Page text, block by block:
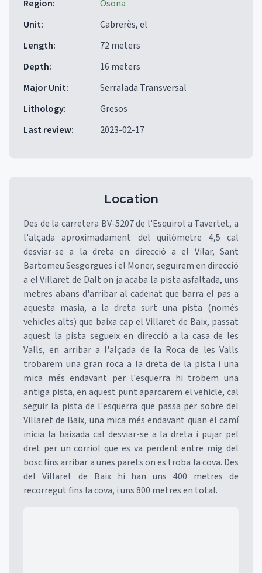
Region:
Osona
Unit:
Cabrerès, el
Length:
72 meters
Depth:
16 meters
Major Unit:
Serralada Transversal
Lithology:
Gresos
Last review: 2023-02-17
Location
Des de la carretera BV-5207 de l'Esquirol a Tavertet, a
l'alçada aproximadament del quilòmetre 4,5 cal
desviar-se a la dreta en direcció a el Vilar, Sant
Bartomeu Sesgorgues i el Moner, seguirem en direcció
a el Villaret de Dalt on ja acaba la pista asfaltada, uns
metres abans d'arribar al cadenat que barra el pas a
aquesta masia, a la dreta surt una pista (només
vehicles alts) que baixa cap el Villaret de Baix, passat
aquest la pista segueix en direcció a la casa de les
Valls, en arribar a l'alçada de la Roca de les Valls
trobarem una gran roca a la dreta de la pista i una
mica més endavant per l'esquerra hi trobem una
antiga pista, en aquest punt aparcarem el vehicle, cal
seguir la pista de l'esquerra que passa per sobre del
Villaret de Baix, una mica més endavant quan el camí
inicia la baixada cal desviar-se a la dreta i pujar pel
dret per un corriol que es va perdent entre mig del
bosc fins arribar a unes parets on es troba la cova. Des
del Villaret de Baix hi han uns 400 metres de
recorregut fins la cova, i uns 800 metres en total.